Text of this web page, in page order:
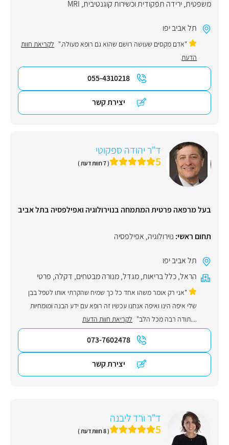
משפטית,ירידה תפקודית וכשירות קוגנטיבית,
MRI
תל אביב יפו
"אדם מקסים שעושה רושם שהוא גם רופא מעולה." לקריאת חוות
הדעת
055-4310218
יצירת קשר
ד"ר יהודה ספקוטי
5 ( 7 חוות דעת )
בעל מרפאה פרטית המתמחה בנוירולוגיה ואפילפסיה בתל אביב
תחום ראשי: נוירולוגיה, אפילפסיה
תל אביב יפו
הראל,כלל בריאות,מגדל,מנורה מבטחים, דקלה, פרטי
"אני רק אומר משהו אחד כל כך שמיח שהקרתי אותו לטפל בבן
שלי איפה הינו ואיפה אנחנו עכשיו זה רופא עם ידע הבנה ומומחיות
....תודה רבה מכל הלב" לקריאת חוות הדעת
073-7602478
יצירת קשר
ד"ר ורד ליבנה
5 ( 8 חוות דעת )